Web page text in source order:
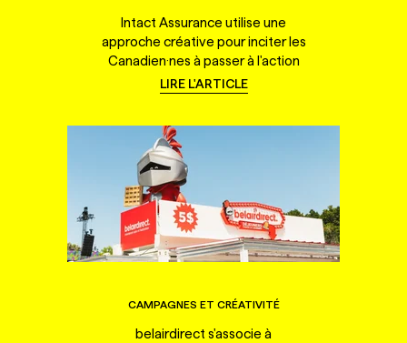
Intact Assurance utilise une
approche créative pour inciter les
Canadien·nes à passer à l'action
LIRE L'ARTICLE
CAMPAGNES ET CRÉATIVITÉ
belairdirect s'associe à